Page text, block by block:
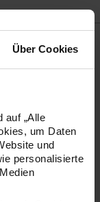
Über Cookies
auf „Alle
um Daten
und
personalisierte
oder Dekorieren
im Büro,
zum Einsatz